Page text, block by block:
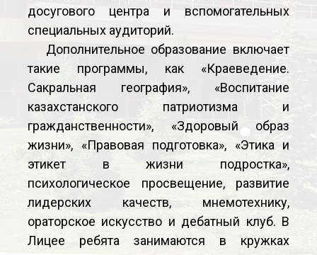
досугового центра и вспомогательных
специальных аудиторий.
Дополнительное образование включает
такие программы, как «Краеведение.
Сакральная география», «Воспитание
казахстанского патриотизма и
гражданственности», «Здоровый образ
жизни», «Правовая подготовка», «Этика и
этикет в жизни подростка»,
психологическое просвещение, развитие
лидерских качеств, мнемотехнику,
ораторское искусство и дебатный клуб. В
Лицее ребята занимаются в кружках